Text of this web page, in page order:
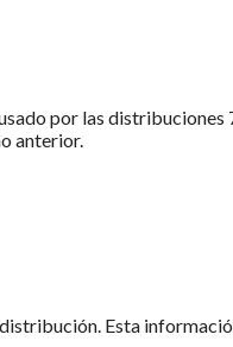
por las
anterior.
Esta